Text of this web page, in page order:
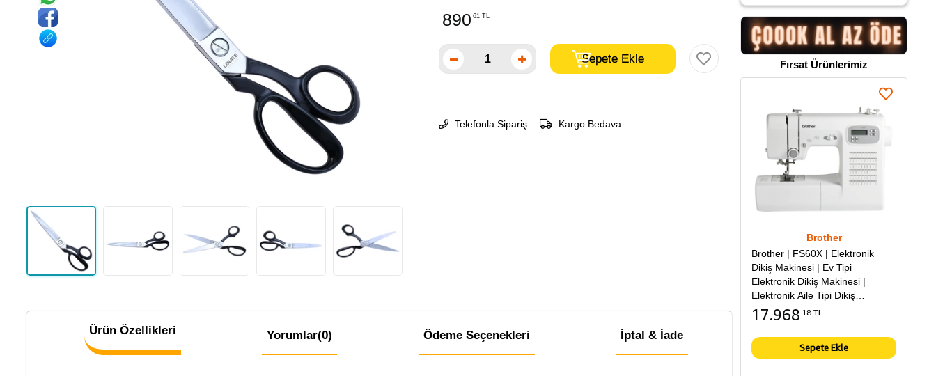
890 61 TL
Telefonla Sipariş Kargo Bedava
Ürün Özellikleri Yorumlar(0) Ödeme Seçenekleri İptal & İade
Fırsat Ürünlerimiz
Brother
Brother | FS60X | Elektronik
Dikiş Makinesi | Ev Tipi
Elektronik Dikiş Makinesi |
Elektronik Aile Tipi Dikiş
Makinesi
17.968 18 TL
Sepete Ekle